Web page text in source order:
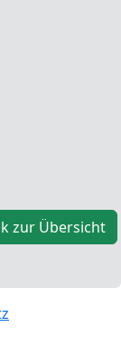
zur Übersicht